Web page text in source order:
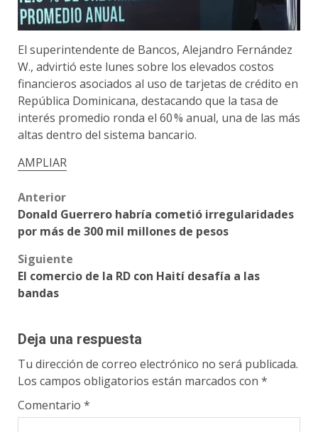
El superintendente de Bancos, Alejandro Fernández
W., advirtió este lunes sobre los elevados costos
financieros asociados al uso de tarjetas de crédito en
República Dominicana, destacando que la tasa de
interés promedio ronda el 60 % anual, una de las más
altas dentro del sistema bancario.
AMPLIAR
Post
navigation
Anterior
Donald Guerrero habría cometió irregularidades
por más de 300 mil millones de pesos
Siguiente
El comercio de la RD con Haití desafía a las
bandas
Deja una respuesta
Tu dirección de correo electrónico no será publicada.
Los campos obligatorios están marcados con *
Comentario *